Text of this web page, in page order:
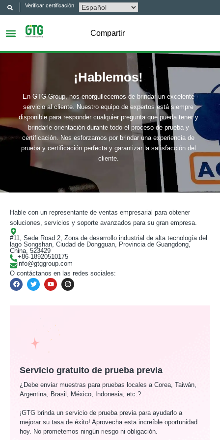
Verificar certificación
Compartir
¡Hablemos!
En GTG Group, nos enorgullecemos de brindar un excelente
servicio al cliente. Nuestro equipo de expertos está siempre
disponible para responder cualquier pregunta que pueda tener y
brindarle orientación durante todo el proceso de prueba y
certificación. Nos esforzamos por brindar una experiencia de
prueba y certificación perfecta y garantizar la satisfacción del
cliente.
Hable con un representante de ventas empresarial para obtener
soluciones, servicios y soporte avanzados para su gran empresa.
#11, Sede Road 2, Zona de desarrollo industrial de alta tecnología del
lago Songshan, Ciudad de Dongguan, Provincia de Guangdong,
China, 523429
+86-18920510175
info@gtggroup.com
O contáctanos en las redes sociales:
Servicio gratuito de prueba previa
¿Debe enviar muestras para pruebas locales a Corea, Taiwán,
Argentina, Brasil, México, Indonesia, etc.?
¡GTG brinda un servicio de prueba previa para ayudarlo a
mejorar su tasa de éxito! Aprovecha esta increíble oportunidad
hoy. No prometemos ningún riesgo ni obligación.